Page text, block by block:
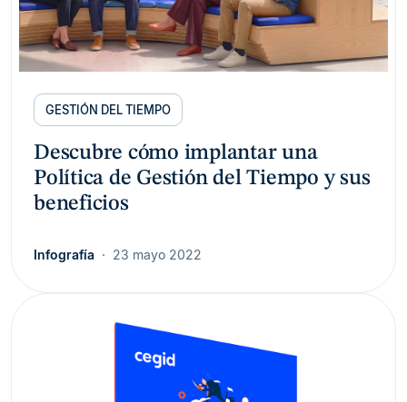
GESTIÓN DEL TIEMPO
Descubre cómo implantar una
Política de Gestión del Tiempo y sus
beneficios
Infografía 23 mayo 2022